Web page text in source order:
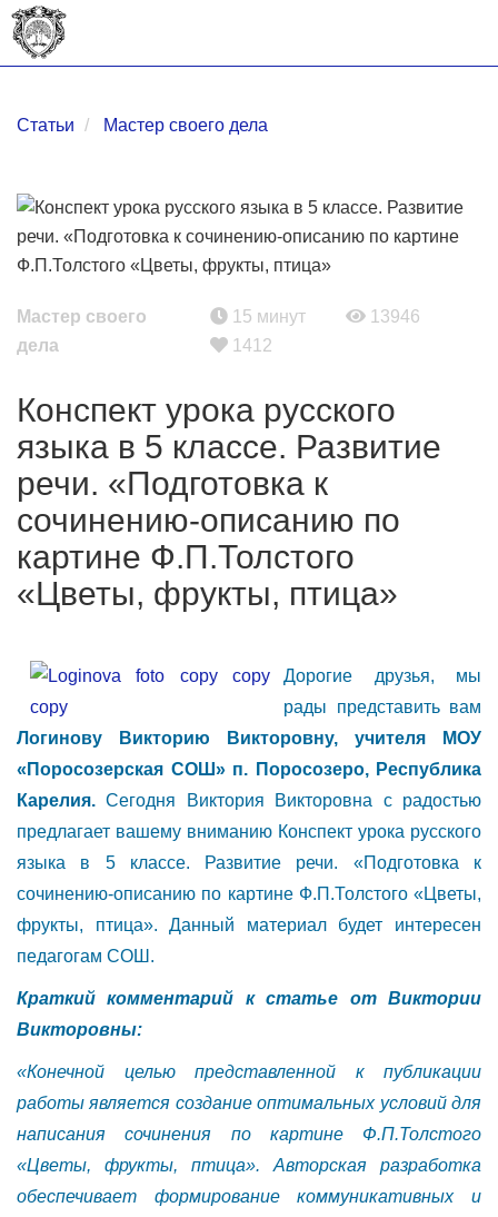
Статьи Мастер своего дела
Мастер своего
дела
15 минут
13946
1412
Конспект урока русского
языка в 5 классе. Развитие
речи. «Подготовка к
сочинению-описанию по
картине Ф.П.Толстого
«Цветы, фрукты, птица»
Дорогие друзья, мы
рады представить вам
Логинову Викторию Викторовну, учителя МОУ
«Поросозерская СОШ» п. Поросозеро, Республика
Карелия. Сегодня Виктория Викторовна с радостью
предлагает вашему вниманию Конспект урока русского
языка в 5 классе. Развитие речи. «Подготовка к
сочинению-описанию по картине Ф.П.Толстого «Цветы,
фрукты, птица». Данный материал будет интересен
педагогам СОШ.
Краткий комментарий к статье от Виктории
Викторовны:
«Конечной целью представленной к публикации
работы является создание оптимальных условий для
написания сочинения по картине Ф.П.Толстого
«Цветы, фрукты, птица». Авторская разработка
обеспечивает формирование коммуникативных и